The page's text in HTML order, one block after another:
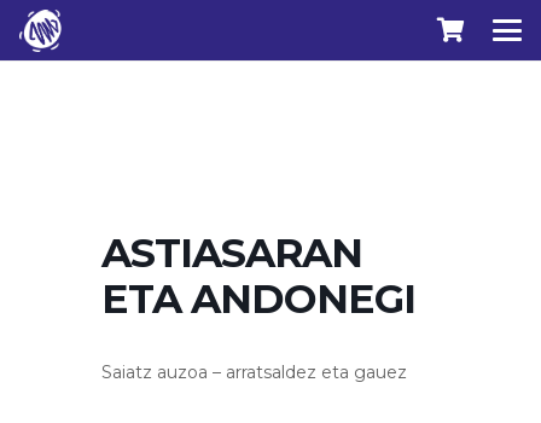
ASTIASARAN
ETA ANDONEGI
Saiatz auzoa – arratsaldez eta gauez